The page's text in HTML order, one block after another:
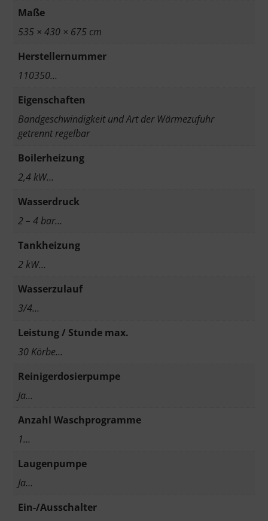
Maße
535 × 430 × 675 cm
Herstellernummer
110350…
Eigenschaften
Bandgeschwindigkeit und Art der Wärmezufuhr
getrennt regelbar
Boilerheizung
2,4 kW…
Wasserdruck
2 – 4 bar…
Tankheizung
2 kW…
Wasserzulauf
3/4…
Leistung / Stunde max.
30 Körbe…
Reinigerdosierpumpe
Ja…
Anzahl Waschprogramme
1…
Laugenpumpe
Ja…
Ein-/Ausschalter